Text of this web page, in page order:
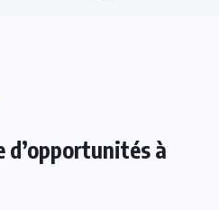
d’opportunités à